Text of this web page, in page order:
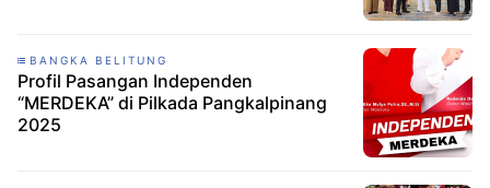
BANGKA BELITUNG
Profil Pasangan Independen
“MERDEKA” di Pilkada Pangkalpinang
2025